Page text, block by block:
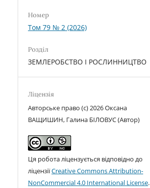
Номер
Том 79 № 2 (2026)
Розділ
ЗЕМЛЕРОБСТВО І РОСЛИННИЦТВО
Ліцензія
Авторське право (c) 2026 Оксана
ВАЩИШИН, Галина БІЛОВУС (Автор)
Ця робота ліцензується відповідно до
ліцензіїCreative Commons Attribution-
NonCommercial 4.0 International License.